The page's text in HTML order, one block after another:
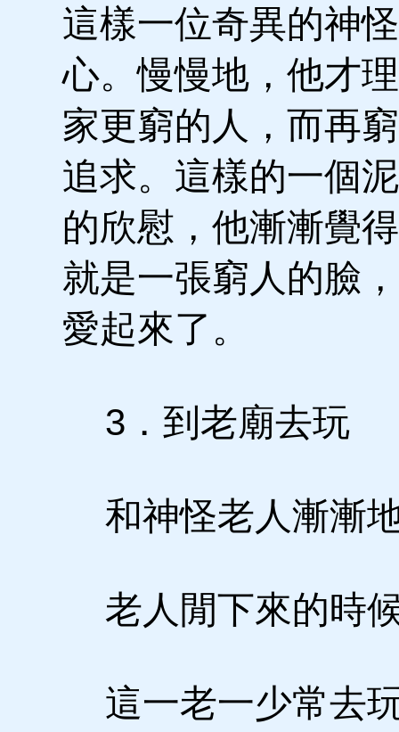
這樣一位奇異的神
心。慢慢地，他才
家更窮的人，而再
追求。這樣的一個
的欣慰，他漸漸覺
就是一張窮人的臉
愛起來了。
3．到老廟去玩
和神怪老人漸漸
老人閒下來的時
這一老一少常去